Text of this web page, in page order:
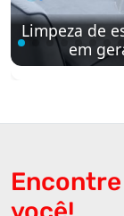
Limpeza de
em